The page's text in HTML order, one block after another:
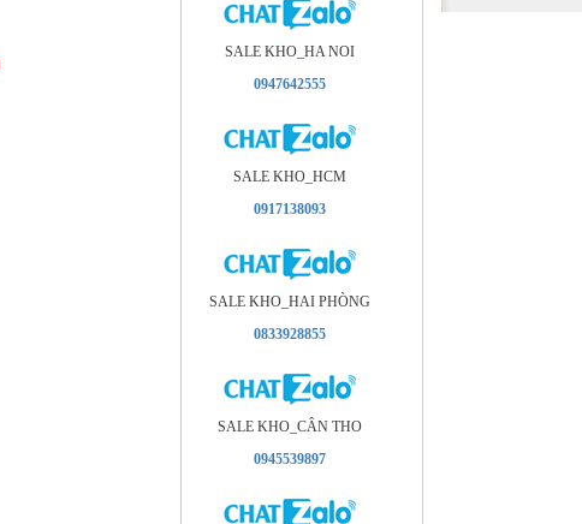
SALE KHO_HA NOI
0947642555
SALE KHO_HCM
0917138093
SALE KHO_HAI PHÒNG
0833928855
SALE KHO_CÂN THO
0945539897